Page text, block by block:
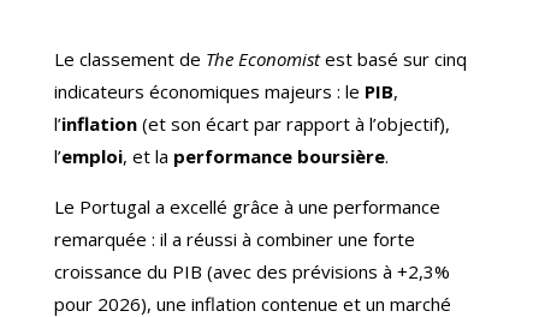
Le classement de The Economistest basé sur cinq
indicateurs économiques majeurs : le PIB,
l’inflation(et son écart par rapport à l’objectif),
l’emploi, et la performance boursière.
Le Portugal a excellé grâce à une performance
remarquée : il a réussi à combiner une forte
croissance du PIB (avec des prévisions à +2,3%
pour 2026), une inflation contenue et un marché